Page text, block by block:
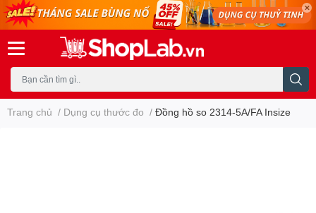
Trang chủ / Dụng cụ thước đo / Đồng hồ so 2314-5A/FA Insize